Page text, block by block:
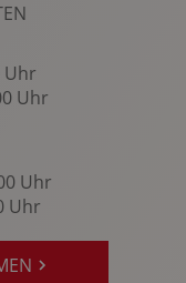
Uhr
Uhr
Uhr
Uhr